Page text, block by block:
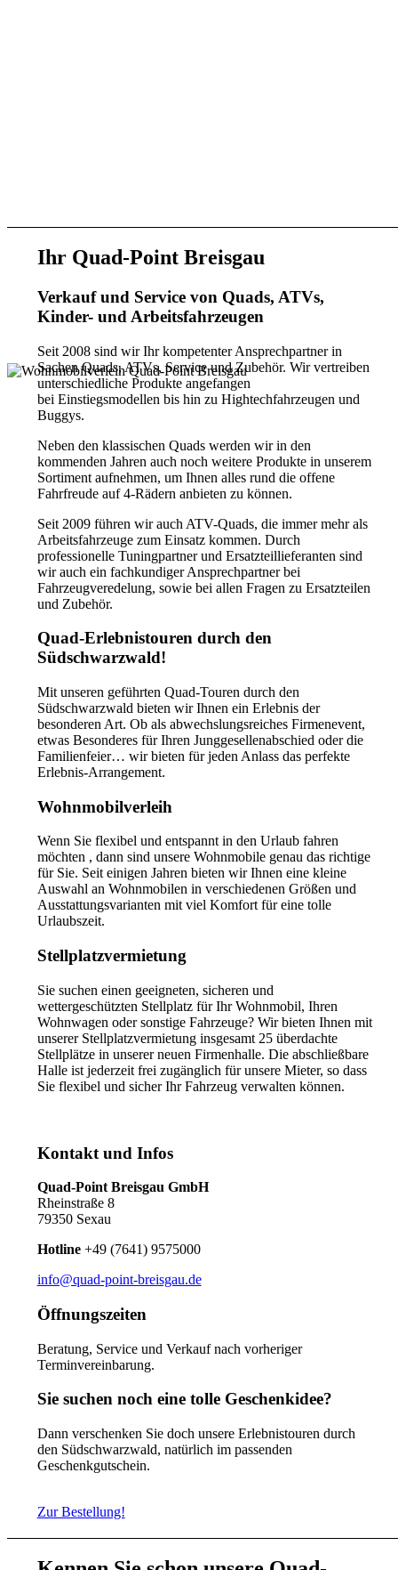
Ihr Quad-Point Breisgau
Verkauf und Service von Quads, ATVs,
Kinder- und Arbeitsfahrzeugen
Seit 2008 sind wir Ihr kompetenter Ansprechpartner in
Sachen Quads, ATVs, Service und Zubehör. Wir vertreiben
unterschiedliche Produkte angefangen
bei Einstiegsmodellen bis hin zu Hightechfahrzeugen und
Buggys.
Neben den klassischen Quads werden wir in den
kommenden Jahren auch noch weitere Produkte in unserem
Sortiment aufnehmen, um Ihnen alles rund die offene
Fahrfreude auf 4-Rädern anbieten zu können.
Seit 2009 führen wir auch ATV-Quads, die immer mehr als
Arbeitsfahrzeuge zum Einsatz kommen. Durch
professionelle Tuningpartner und Ersatzteillieferanten sind
wir auch ein fachkundiger Ansprechpartner bei
Fahrzeugveredelung, sowie bei allen Fragen zu Ersatzteilen
und Zubehör.
Quad-Erlebnistouren durch den
Südschwarzwald!
Mit unseren geführten Quad-Touren durch den
Südschwarzwald bieten wir Ihnen ein Erlebnis der
besonderen Art. Ob als abwechslungsreiches Firmenevent,
etwas Besonderes für Ihren Junggesellenabschied oder die
Familienfeier… wir bieten für jeden Anlass das perfekte
Erlebnis-Arrangement.
Wohnmobilverleih
Wenn Sie flexibel und entspannt in den Urlaub fahren
möchten , dann sind unsere Wohnmobile genau das richtige
für Sie. Seit einigen Jahren bieten wir Ihnen eine kleine
Auswahl an Wohnmobilen in verschiedenen Größen und
Ausstattungsvarianten mit viel Komfort für eine tolle
Urlaubszeit.
Stellplatzvermietung
Sie suchen einen geeigneten, sicheren und
wettergeschützten Stellplatz für Ihr Wohnmobil, Ihren
Wohnwagen oder sonstige Fahrzeuge? Wir bieten Ihnen mit
unserer Stellplatzvermietung insgesamt 25 überdachte
Stellplätze in unserer neuen Firmenhalle. Die abschließbare
Halle ist jederzeit frei zugänglich für unsere Mieter, so dass
Sie flexibel und sicher Ihr Fahrzeug verwalten können.
Kontakt und Infos
Quad-Point Breisgau GmbH
Rheinstraße 8
79350 Sexau
Hotline+49 (7641) 9575000
info@quad-point-breisgau.de
Öffnungszeiten
Beratung, Service und Verkauf nach vorheriger
Terminvereinbarung.
Sie suchen noch eine tolle Geschenkidee?
Dann verschenken Sie doch unsere Erlebnistouren durch
den Südschwarzwald, natürlich im passenden
Geschenkgutschein.
Zur Bestellung!